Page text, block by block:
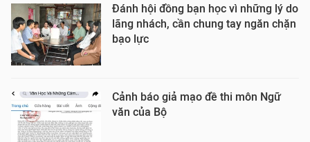
Đánh hội đồng bạn học vì những lý do
lãng nhách, cần chung tay ngăn chặn
bạo lực
Cảnh báo giả mạo đề thi môn Ngữ
văn của Bộ